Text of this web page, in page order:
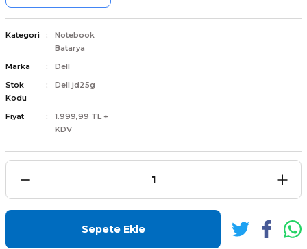
Kategori
Notebook
Batarya
Marka
Dell
Stok
Kodu
Dell jd25g
Fiyat
1.999,99 TL +
KDV
Sepete Ekle